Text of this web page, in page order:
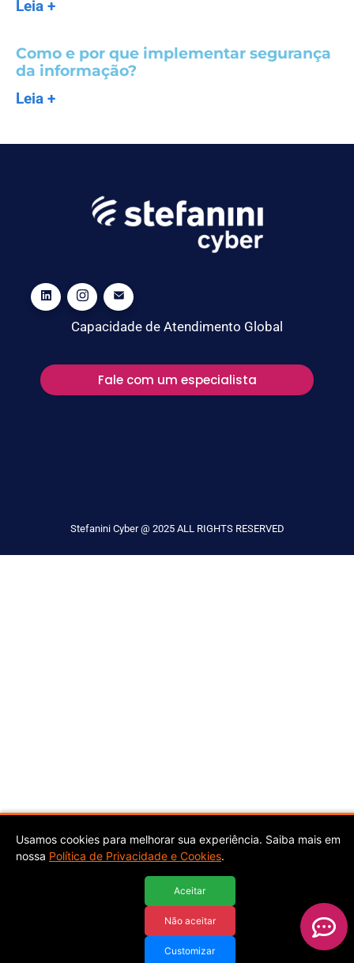
Leia +
Como e por que implementar segurança
da informação?
Leia +
Capacidade de Atendimento Global
Fale com um especialista
Usamos cookies para melhorar sua experiência. Saiba mais em
nossa Política de Privacidade e Cookies.
Aceitar
Não aceitar
Customizar
Stefanini Cyber @ 2025 ALL RIGHTS RESERVED